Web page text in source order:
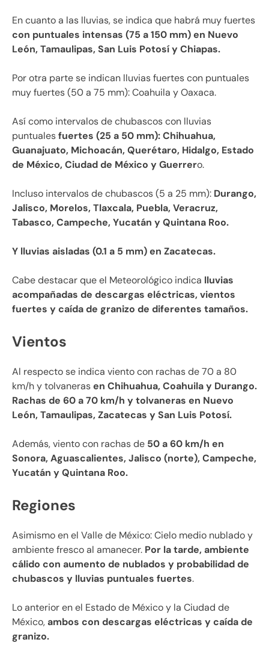
En cuanto a las lluvias, se indica que habrá muy fuertes
con puntuales intensas (75 a 150 mm) en Nuevo
León, Tamaulipas, San Luis Potosí y Chiapas.
Por otra parte se indican lluvias fuertes con puntuales
muy fuertes (50 a 75 mm): Coahuila y Oaxaca.
Así como intervalos de chubascos con lluvias
puntualesfuertes (25 a 50 mm): Chihuahua,
Guanajuato, Michoacán, Querétaro, Hidalgo, Estado
de México, Ciudad de México y Guerrero.
Incluso intervalos de chubascos (5 a 25 mm): Durango,
Jalisco, Morelos, Tlaxcala, Puebla, Veracruz,
Tabasco, Campeche, Yucatán y Quintana Roo.
Y lluvias aisladas (0.1 a 5 mm) en Zacatecas.
Cabe destacar que el Meteorológico indica lluvias
acompañadas de descargas eléctricas, vientos
fuertes y caída de granizo de diferentes tamaños.
Vientos
Al respecto se indica viento con rachas de 70 a 80
km/h y tolvanerasen Chihuahua, Coahuila y Durango.
Rachas de 60 a 70 km/h y tolvaneras en Nuevo
León, Tamaulipas, Zacatecas y San Luis Potosí.
Además, viento con rachas de 50 a 60 km/h en
Sonora, Aguascalientes, Jalisco (norte), Campeche,
Yucatán y Quintana Roo.
Regiones
Asimismo en el Valle de México: Cielo medio nublado y
ambiente fresco al amanecer. Por la tarde, ambiente
cálido con aumento de nublados y probabilidad de
chubascos y lluvias puntuales fuertes.
Lo anterior en el Estado de México y la Ciudad de
México,ambos con descargas eléctricas y caída de
granizo.